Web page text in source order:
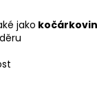
jako